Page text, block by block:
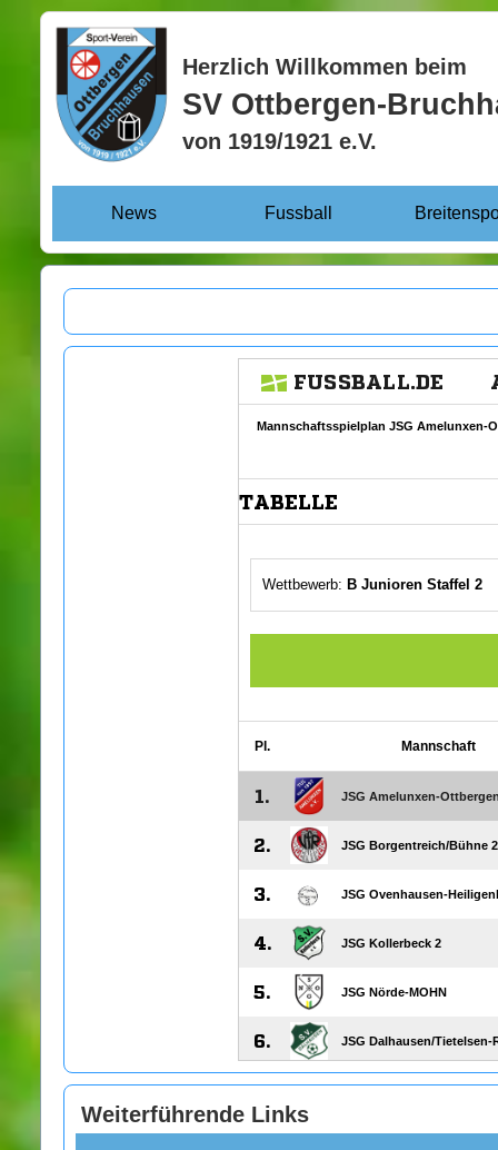
Herzlich Willkommen beim
SV Ottbergen-
von 1919/1921 e.V.
News Fussball
Weiterführende Links